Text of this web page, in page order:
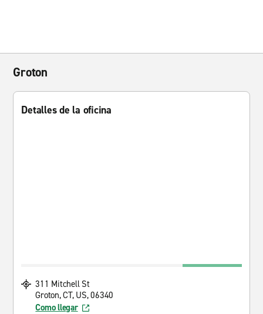
Groton
Detalles de la oficina
311 Mitchell St
Groton, CT, US, 06340
Como llegar